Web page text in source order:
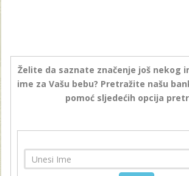
Želite da saznate značenje još nekog
ime za Vašu bebu? Pretražite našu
pomoć sljedećih opcija